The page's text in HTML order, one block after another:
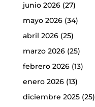
junio 2026(27)
mayo 2026(34)
abril 2026(25)
marzo 2026(25)
febrero 2026(13)
enero 2026(13)
diciembre 2025(25)